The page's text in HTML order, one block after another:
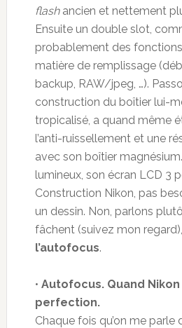
flashancien et nettement
Ensuite un double slot,
probablement des
matière de remplissage
backup, RAW/jpeg, …).
construction du boîtier lui-
tropicalisé, a quand même
l’anti-ruissellement et une
avec son boîtier
lumineux, son écran LCD 3
Construction Nikon, pas
un dessin. Non, parlons
fâchent (suivez mon
l’autofocus.
• Autofocus. Quand
perfection.
Chaque fois qu’on me parle